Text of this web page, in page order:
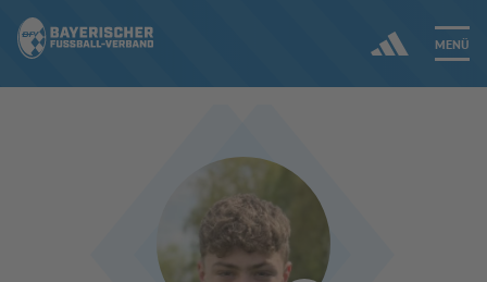
MENÜ
ERGEBNISSE & WETTBEWERBE